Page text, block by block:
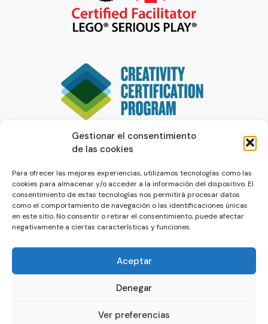
Gestionar el consentimiento
de las cookies
Para ofrecer las mejores experiencias, utilizamos tecnologías como las
cookies para almacenar y/o acceder a la información del dispositivo. El
consentimiento de estas tecnologías nos permitirá procesar datos
como el comportamiento de navegación o las identificaciones únicas
en este sitio. No consentir o retirar el consentimiento, puede afectar
negativamente a ciertas características y funciones.
Aceptar
Denegar
Ver preferencias
© La Servilleta - El Blog de Paco Prieto